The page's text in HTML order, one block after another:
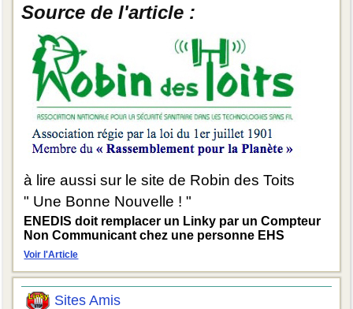
Source de l'article :
à lire aussi sur le site de Robin des Toits
" Une Bonne Nouvelle ! "
ENEDIS doit remplacer un Linky par un Compteur
Non Communicant chez une personne EHS
Voir l'Article
Sites Amis